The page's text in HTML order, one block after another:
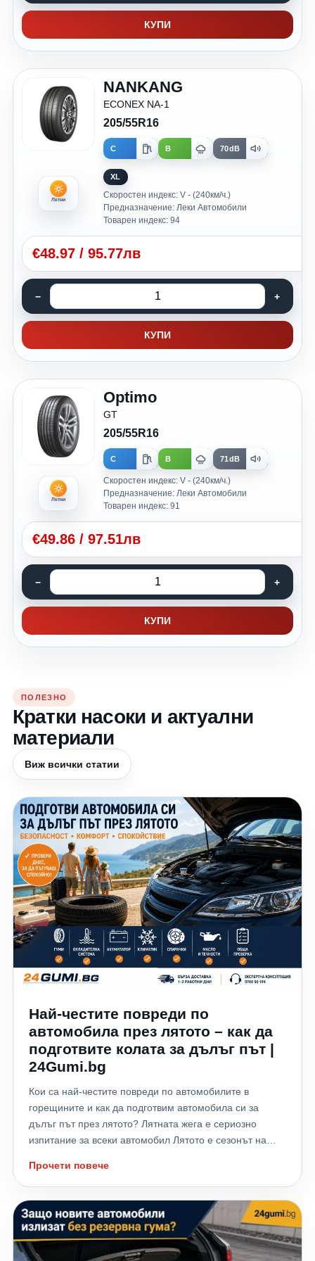
КУПИ
Летни
NANKANG
ECONEX NA-1
205/55R16
C B 70dB
XL
Скоростен индекс: V - (240км/ч.)
Предназначение: Леки Автомобили
Товарен индекс: 94
€48.97 / 95.77лв
КУПИ
Летни
Optimo
GT
205/55R16
C B 71dB
Скоростен индекс: V - (240км/ч.)
Предназначение: Леки Автомобили
Товарен индекс: 91
€49.86 / 97.51лв
КУПИ
ПОЛЕЗНО
Кратки насоки и актуални
материали
Виж всички статии
Най-честите повреди по
автомобила през лятото – как да
подготвите колата за дълъг път |
24Gumi.bg
Кои са най-честите повреди по автомобилите в
горещините и как да подготвим автомобила си за
дълъг път през лятото? Лятната жега е сериозно
изпитание за всеки автомобил Лятото е сезонът на
които много шофьори изминават към морето,
планината или чужбина. Високите температури обаче
не натоварват само водача – те поставят на сериозно
изпитание всички системи на автомобила. Всяка
година хиляди автомобили аварират именно през
летните месеци заради прегряване на двигателя,
Прочети повече